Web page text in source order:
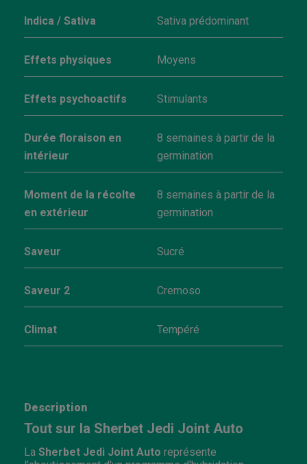
Indica / Sativa Sativa prédominant
Effets physiques Moyens
Effets psychoactifs Stimulants
Durée floraison en
intérieur
8 semaines à partir de la
germination
Moment de la récolte
en extérieur
8 semaines à partir de la
germination
Saveur Sucré
Saveur 2 Cremoso
Climat Tempéré
Description
Tout sur la Sherbet Jedi Joint Auto
La Sherbet Jedi Joint Auto représente